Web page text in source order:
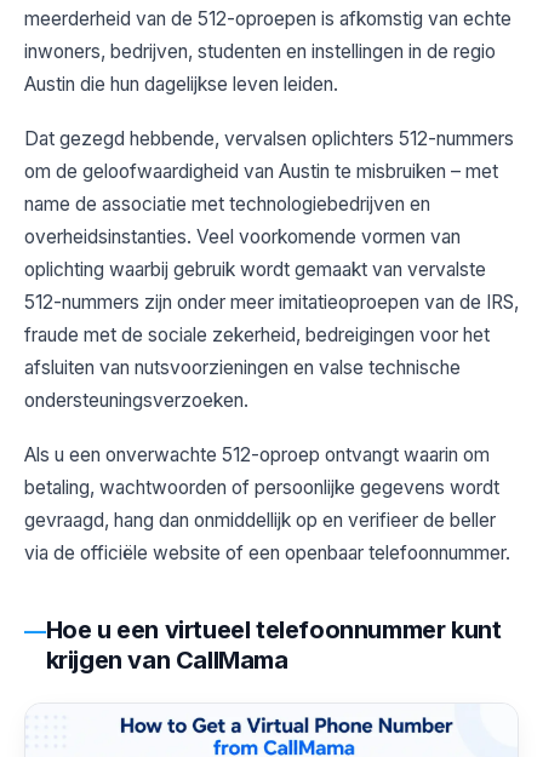
meerderheid van de 512-oproepen is afkomstig van echte
inwoners, bedrijven, studenten en instellingen in de regio
Austin die hun dagelijkse leven leiden.
Dat gezegd hebbende, vervalsen oplichters 512-nummers
om de geloofwaardigheid van Austin te misbruiken – met
name de associatie met technologiebedrijven en
overheidsinstanties. Veel voorkomende vormen van
oplichting waarbij gebruik wordt gemaakt van vervalste
512-nummers zijn onder meer imitatieoproepen van de IRS,
fraude met de sociale zekerheid, bedreigingen voor het
afsluiten van nutsvoorzieningen en valse technische
ondersteuningsverzoeken.
Als u een onverwachte 512-oproep ontvangt waarin om
betaling, wachtwoorden of persoonlijke gegevens wordt
gevraagd, hang dan onmiddellijk op en verifieer de beller
via de officiële website of een openbaar telefoonnummer.
Hoe u een virtueel telefoonnummer kunt
krijgen van CallMama